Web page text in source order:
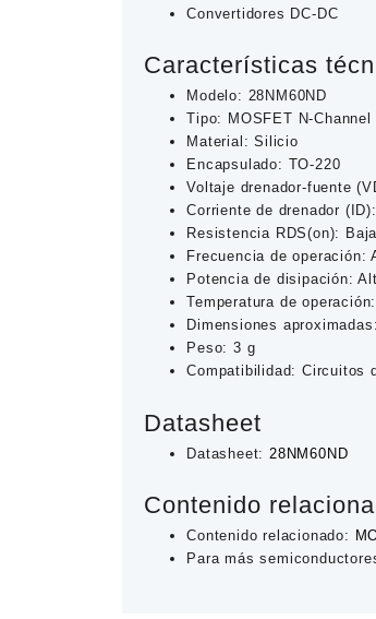
Convertidores DC-DC
Características
Modelo: 28NM60ND
Tipo: MOSFET N-
Material: Silicio
Encapsulado: TO-220
Voltaje drenador-fuente
Corriente de drenador
Resistencia RDS(on): Baja
Frecuencia de operación:
Potencia de disipación:
Temperatura de
Dimensiones
Peso: 3 g
Compatibilidad: Circuitos
Datasheet
Datasheet: 28NM60ND
Contenido
Contenido relacionado:
Para más